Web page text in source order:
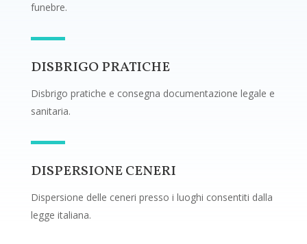
funebre.
DISBRIGO PRATICHE
Disbrigo pratiche e consegna documentazione legale e
sanitaria.
DISPERSIONE CENERI
Dispersione delle ceneri presso i luoghi consentiti dalla
legge italiana.